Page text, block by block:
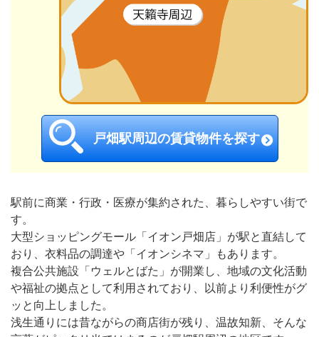
戸畑駅周辺の賃貸物件を探す
駅前に商業・行政・医療が集約された、暮らしやすい街で
す。
大型ショッピングモール「イオン戸畑店」が駅と直結して
おり、衣料品の調達や「イオンシネマ」もあります。
複合公共施設「ウェルとばた」が開業し、地域の文化活動
や福祉の拠点として利用されており、以前より利便性がグ
ッと向上しました。
浅生通りには昔ながらの商店街が残り、温故知新、そんな